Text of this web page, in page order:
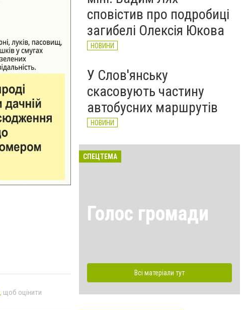
, щоб оцінити
сповістив про подробиці
загибелі Олексія Юкова
НОВИНИ
У Слов'янську
скасовують частину
автобусних маршрутів
НОВИНИ
СПЕЦТЕМА
Голос громади
Всі матеріали тут